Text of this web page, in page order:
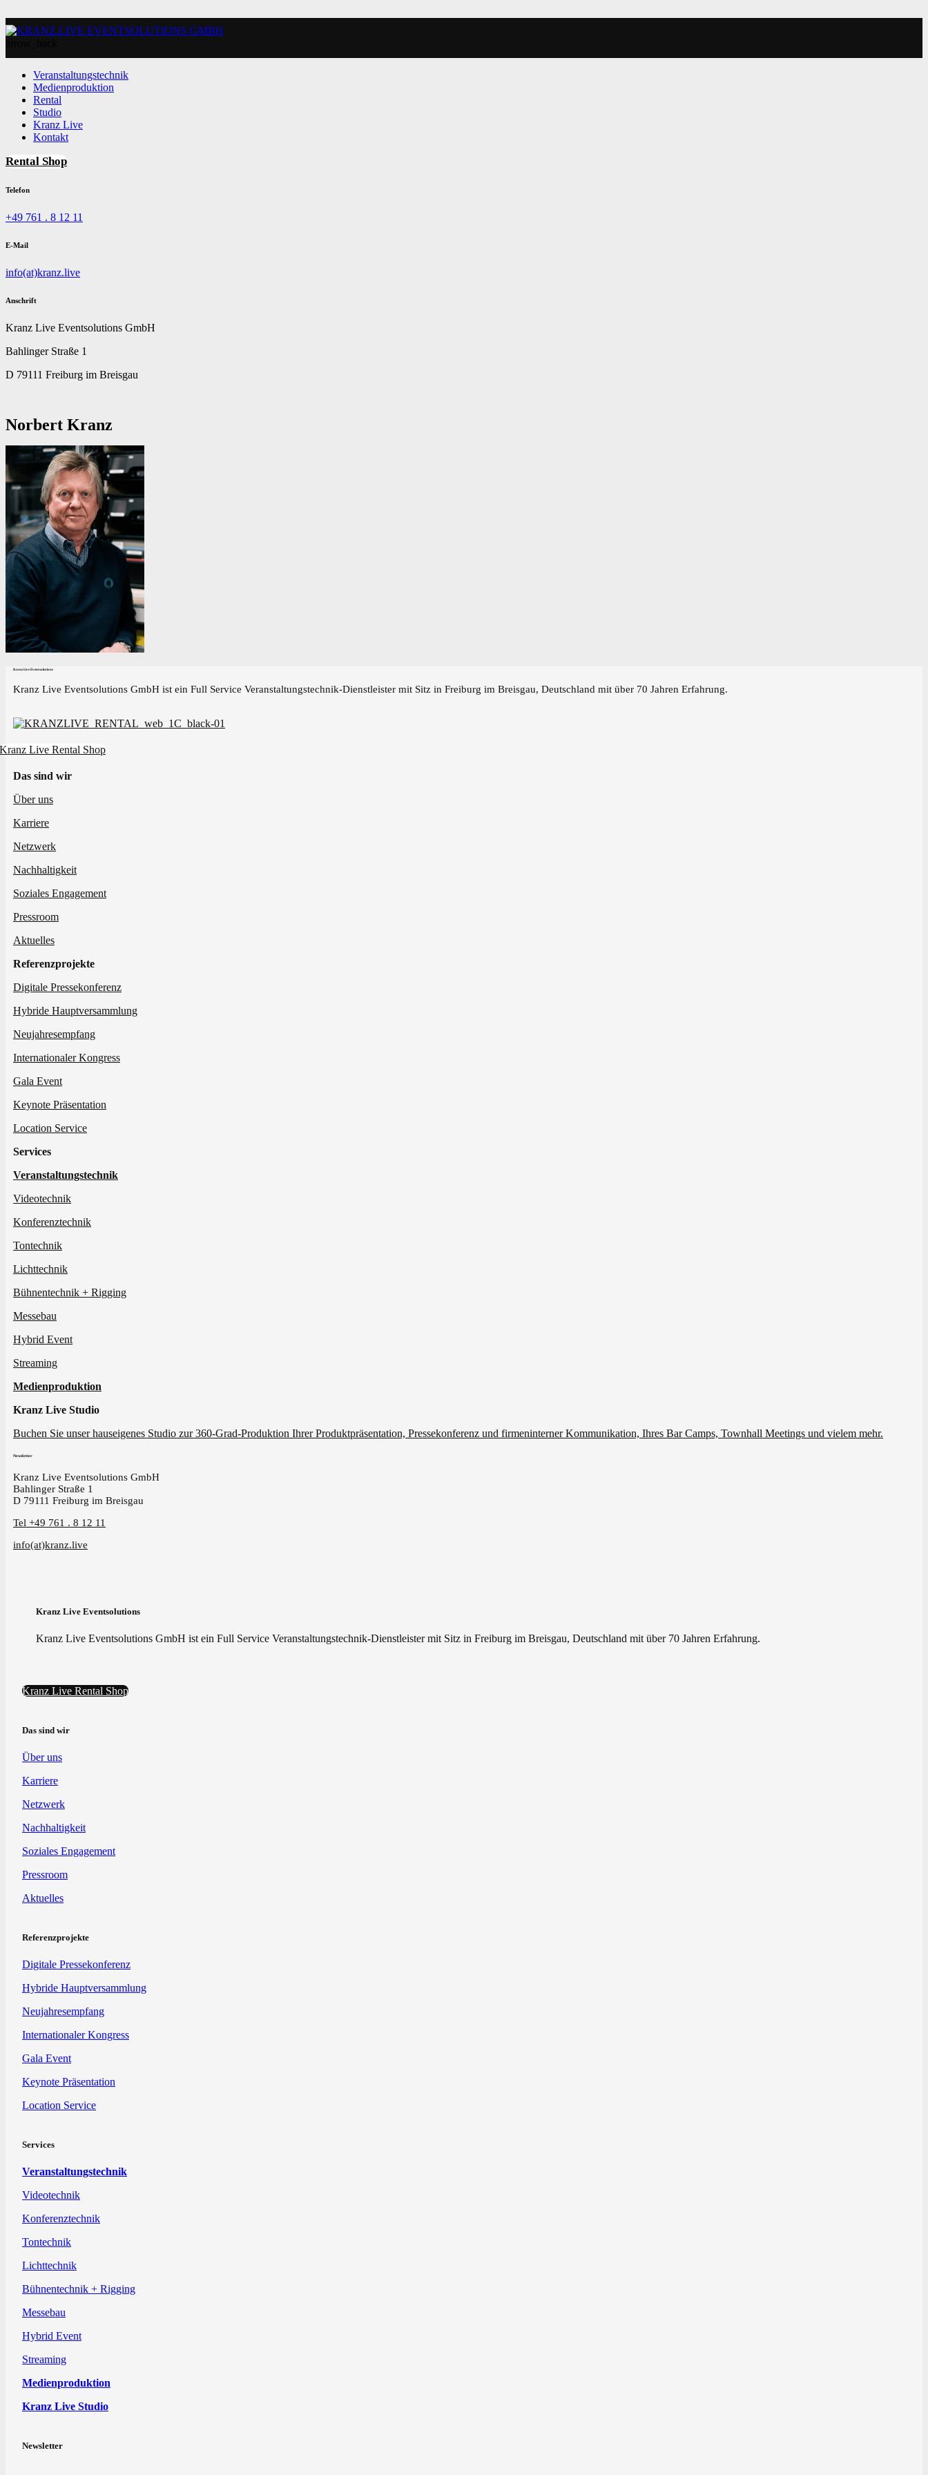
Veranstaltungstechnik
Medienproduktion
Rental
Studio
Kranz Live
Kontakt
Rental Shop
Telefon
+49 761 . 8 12 11
E-Mail
info(at)kranz.live
Anschrift
Kranz Live Eventsolutions GmbH
Bahlinger Straße 1
D 79111 Freiburg im Breisgau
Norbert Kranz
Kranz Live Eventsolutions
Kranz Live Eventsolutions GmbH ist ein Full Service Veranstaltungstechnik-Dienstleister mit Sitz in Freiburg im Breisgau, Deutschland mit über 70 Jahren Erfahrung.
Kranz Live Rental Shop
Das sind wir
Über uns
Karriere
Netzwerk
Nachhaltigkeit
Soziales Engagement
Pressroom
Aktuelles
Referenzprojekte
Digitale Pressekonferenz
Hybride Hauptversammlung
Neujahresempfang
Internationaler Kongress
Gala Event
Keynote Präsentation
Location Service
Services
Veranstaltungstechnik
Videotechnik
Konferenztechnik
Tontechnik
Lichttechnik
Bühnentechnik + Rigging
Messebau
Hybrid Event
Streaming
Medienproduktion
Kranz Live Studio
Buchen Sie unser hauseigenes Studio zur 360-Grad-Produktion Ihrer Produktpräsentation, Pressekonferenz und firmeninterner Kommunikation, Ihres Bar Camps, Townhall Meetings und vielem mehr.
Newsletter
Kranz Live Eventsolutions GmbH
Bahlinger Straße 1
D 79111 Freiburg im Breisgau
Tel +49 761 . 8 12 11
info(at)kranz.live
Kranz Live Eventsolutions
Kranz Live Eventsolutions GmbH ist ein Full Service Veranstaltungstechnik-Dienstleister mit Sitz in Freiburg im Breisgau, Deutschland mit über 70 Jahren Erfahrung.
Kranz Live Rental Shop
Das sind wir
Über uns
Karriere
Netzwerk
Nachhaltigkeit
Soziales Engagement
Pressroom
Aktuelles
Referenzprojekte
Digitale Pressekonferenz
Hybride Hauptversammlung
Neujahresempfang
Internationaler Kongress
Gala Event
Keynote Präsentation
Location Service
Services
Veranstaltungstechnik
Videotechnik
Konferenztechnik
Tontechnik
Lichttechnik
Bühnentechnik + Rigging
Messebau
Hybrid Event
Streaming
Medienproduktion
Kranz Live Studio
Newsletter